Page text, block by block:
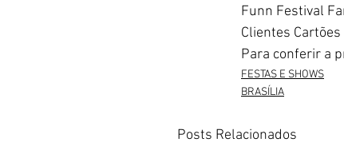
Funn Festival
Clientes
Para conferir a
FESTAS E SHOWS
BRASÍLIA
Posts Relacionados